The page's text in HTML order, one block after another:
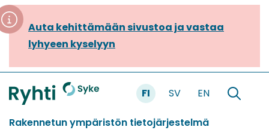
Siirry
sisältöönAuta kehittämään sivustoa ja vastaa
lyhyeen kyselyyn
Etusivu
FI SV EN
Hae
Rakennetun ympäristön tietojärjestelmä